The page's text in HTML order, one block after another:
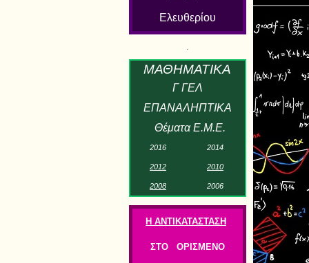
Ελευθερίου
.
ΜΑΘΗΜΑΤΙΚΑ
Γ ΓΕΛ
ΕΠΑΝΑΛΗΠΤΙΚΑ
Θέματα Ε.Μ.Ε.
2016 2014
2012 2010
2008 2006
Η ΑΝΤΙΚΑΤΑΣΤΑΣΗ
ΣΤΟ ΟΡΙΣΜΕΝΟ